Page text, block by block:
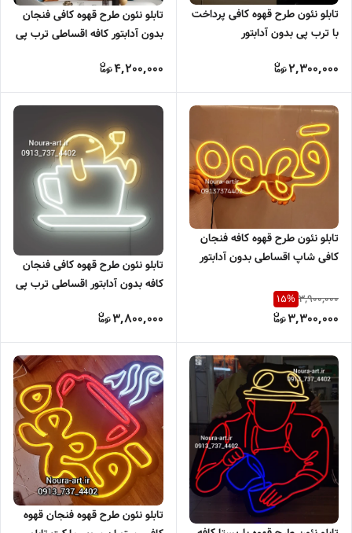
تابلو نئون طرح قهوه کافی پرداخت
با ترب پی بدون آدابتور
2,300,000
تابلو نئون طرح قهوه کافی فنجان
بدون آدابتور کافه اقساطی ترب پی
4,200,000
تابلو نئون طرح قهوه کافه فنجان
کافی شاپ اقساطی بدون آدابتور
3,900,000
15%
3,300,000
تابلو نئون طرح قهوه کافی فنجان
کافه بدون آدابتور اقساطی ترب پی
3,800,000
تابلو نئون طرح قهوه فنجان قهوه